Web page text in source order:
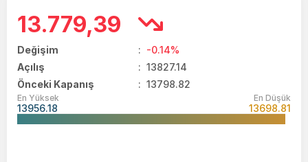
13.779,39
Değişim : -0.14%
Açılış
: 13827.14
Önceki Kapanış
: 13798.82
En Yüksek
13956.18
En Düşük
13698.81